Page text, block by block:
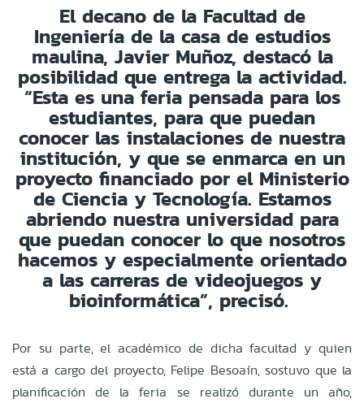
El decano de la Facultad de
Ingeniería de la casa de estudios
maulina, Javier Muñoz, destacó la
posibilidad que entrega la actividad.
“Esta es una feria pensada para los
estudiantes, para que puedan
conocer las instalaciones de nuestra
institución, y que se enmarca en un
proyecto financiado por el Ministerio
de Ciencia y Tecnología. Estamos
abriendo nuestra universidad para
que puedan conocer lo que nosotros
hacemos y especialmente orientado
a las carreras de videojuegos y
bioinformática”, precisó.
Por su parte, el académico de dicha facultad y quien
está a cargo del proyecto, Felipe Besoaín, sostuvo que la
planificación de la feria se realizó durante un año,